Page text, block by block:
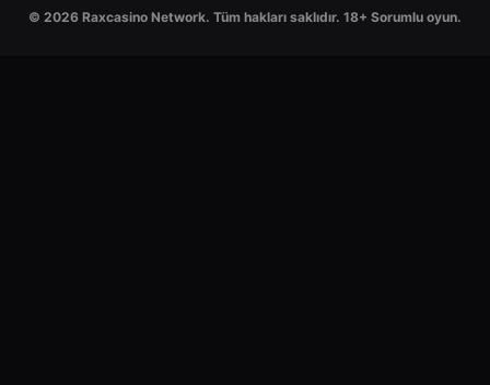
© 2026 Raxcasino Network. Tüm hakları saklıdır. 18+ Sorumlu oyun.